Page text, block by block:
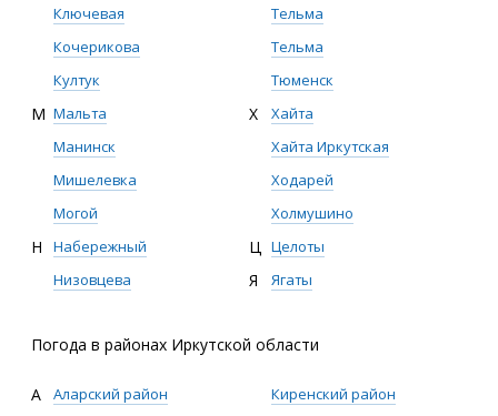
Ключевая
Кочерикова
Култук
М Мальта
Манинск
Мишелевка
Могой
Н
Набережный
Низовцева
Тельма
Тельма
Тюменск
Х
Хайта
Хайта Иркутская
Ходарей
Холмушино
Ц Целоты
Я Ягаты
Погода в районах Иркутской области
А Аларский район
Киренский район